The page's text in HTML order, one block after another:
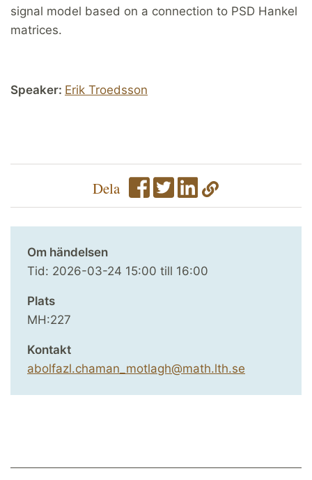
signal model based on a connection to PSD Hankel
matrices.
Speaker: Erik Troedsson
Dela
Om händelsen
Tid: 2026-03-24 15:00 till 16:00
Plats
MH:227
Kontakt
abolfazl.chaman_motlagh@math.lth.se